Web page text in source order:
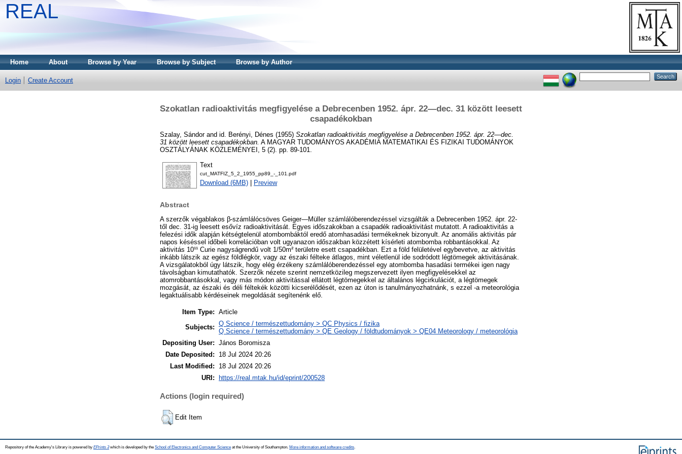
REAL
Home About Browse by Year Browse by Subject Browse by Author
Login Create Account
Szokatlan radioaktivitás megfigyelése a Debrecenben 1952. ápr. 22—dec. 31 között leesett
csapadékokban
Szalay, Sándorand id. Berényi, Dénes (1955) Szokatlan radioaktivitás megfigyelése a Debrecenben 1952. ápr. 22—dec.
31 között leesett csapadékokban. A MAGYAR TUDOMÁNYOS AKADÉMIA MATEMATIKAI ÉS FIZIKAI TUDOMÁNYOK
OSZTÁLYÁNAK KÖZLEMÉNYEI, 5 (2). pp. 89-101.
Text
cut_MATFIZ_5_2_1955_pp89_-_101.pdf
Download (6MB) Preview
Abstract
A szerzők végablakos β-számlálócsöves Geiger—Müller számlálóberendezéssel vizsgálták a Debrecenben 1952. ápr. 22-
től dec. 31-ig leesett esővíz radioaktivitását. Egyes időszakokban a csapadék radioaktivitást mutatott. A radioaktivitás a
felezési idők alapján kétségtelenül atombombáktól eredő atomhasadási termékeknek bizonyult. Az anomális aktivitás pár
napos késéssel időbeli korrelációban volt ugyanazon időszakban közzétett kísérleti atombomba robbantásokkal. Az
aktivitás 10¹¹ Curie nagyságrendű volt 1/50m² területre esett csapadékban. Ezt a föld felületével egybevetve, az aktivitás
inkább látszik az egész földlégkör, vagy az északi félteke átlagos, mint véletlenül ide sodródott légtömegek aktivitásának.
A vizsgálatokból úgy látszik, hogy elég érzékeny számlálóberendezéssel egy atombomba hasadási termékei igen nagy
távolságban kimutathatók. Szerzők nézete szerint nemzetközileg megszervezett ilyen megfigyelésekkel az
atomrobbantásokkal, vagy más módon aktivitással ellátott légtömegekkel az általános légcirkulációt, a légtömegek
mozgását, az északi és déli féltekék közötti kicserélődését, ezen az úton is tanulmányozhatnánk, s ezzel -a meteorológia
legaktuálisabb kérdéseinek megoldását segítenénk elő.
Item Type: Article
Subjects: Q Science / természettudomány > QC Physics / fizika
Q Science / természettudomány > QE Geology / földtudományok > QE04 Meteorology / meteorológia
Depositing User: János Boromisza
Date Deposited:
18 Jul 2024 20:26
Last Modified:
18 Jul 2024 20:26
URI: https://real.mtak.hu/id/eprint/200528
Actions (login required)
Edit Item
Repository of the Academy's Library is powered by EPrints 3which is developed by the School of Electronics and Computer Science at the University of Southampton. More information and software credits